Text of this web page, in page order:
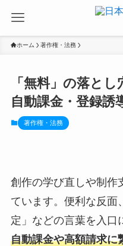
ホーム 著作権・法務
「無料」の落と
自動課金・登録誘
著作権・法務
創作の学び直しや制作
ています。便利な反面
定」などの言葉を入口
自動課金や高額請求に